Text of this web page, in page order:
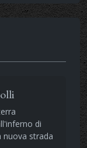
di
nuova strada